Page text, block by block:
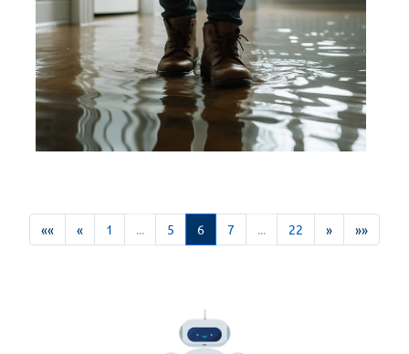
«« « 1 ... 5 6 7 ... 22 » »»